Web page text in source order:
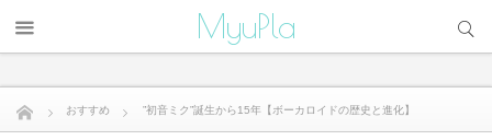
MyuPla
おすすめ ”初音ミク”誕生から15年【ボーカロイドの歴史と進化】